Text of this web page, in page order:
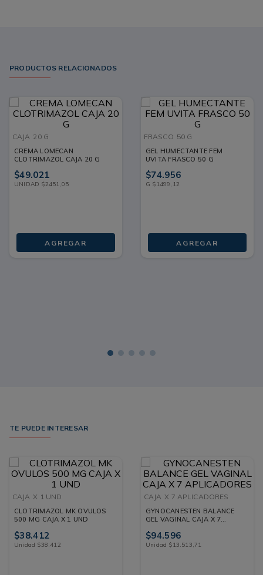
PRODUCTOS RELACIONADOS
CAJA 20 G
CREMA LOMECAN
CLOTRIMAZOL CAJA 20 G
$49.021
UNIDAD $2451,05
AGREGAR
FRASCO 50 G
GEL HUMECTANTE FEM
UVITA FRASCO 50 G
$74.956
G $1499, 12
AGREGAR
TE PUEDE INTERESAR
CAJA X 1 UND
CLOTRIMAZOL MK OVULOS
500 MG CAJA X 1 UND
$38.412
Unidad $38.412
CAJA X 7 APLICADORES
GYNOCANESTEN BALANCE
GEL VAGINAL CAJA X 7
$94.596
Unidad $13.513,71